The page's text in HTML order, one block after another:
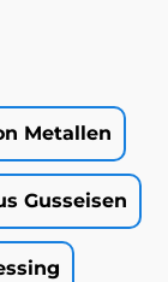
Metallen
Gusseisen